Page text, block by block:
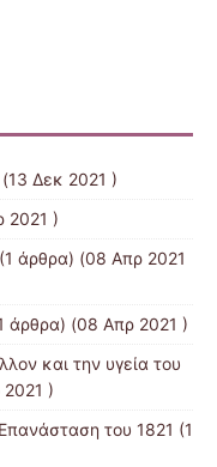
Δεκ 2021 )
2021 )
(1 άρθρα) (08 Απρ 2021
άρθρα) (08 Απρ 2021 )
και την υγεία του
)
του 1821 (1